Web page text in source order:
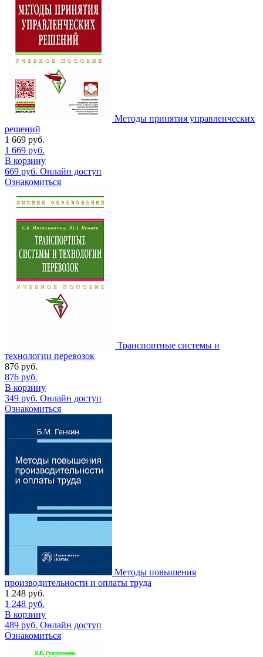
Методы принятия управленческих
решений
1 669 руб.
1 669 руб.
В корзину
669 руб. Онлайн доступ
Ознакомиться
Транспортные системы и
технологии перевозок
876 руб.
876 руб.
В корзину
349 руб. Онлайн доступ
Ознакомиться
Методы повышения
производительности и оплаты труда
1 248 руб.
1 248 руб.
В корзину
489 руб. Онлайн доступ
Ознакомиться